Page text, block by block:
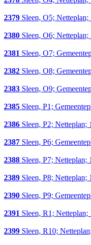
2379 Sleen, O5; Netteplan;
2380 Sleen, O6; Netteplan;
2381 Sleen, O7;
2382 Sleen, O8;
2383 Sleen, O9;
2385 Sleen, P1;
2386 Sleen, P2; Netteplan;
2387 Sleen, P6;
2388 Sleen, P7; Netteplan;
2389 Sleen, P8; Netteplan;
2390 Sleen, P9;
2391 Sleen, R1; Netteplan;
2399 Sleen, R10;